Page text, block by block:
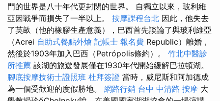
門的世界是八十年代更封閉的世界。 自獨立以來，玻利維
亞因戰爭而損失了一半以上。 按摩課程台北 因此，他失去
了英畝（他的橡膠生產意義），巴西首先談論了與玻利維亞
（Acrei 自助式餐點外燴 記帳士 報名費 Republic）離婚，
然後於1903年加入巴西（Petrópolis條約）。 竹北中醫診
所推薦 該湖的旅遊發展僅在1930年代開始緩解巴拉頓湖。
腳底按摩技術士證照班 杜拜簽證 當時，威尼斯和阿加德成
為一個受歡迎的度假勝地。 網路行銷 台中 中清路 按摩 大